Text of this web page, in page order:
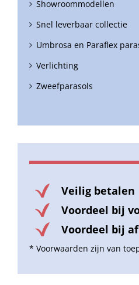
Showroommodellen
Snel leverbaar collectie
Umbrosa en Paraflex
Verlichting
Zweefparasols
Veilig betalen
Voordeel bij
Voordeel bij
* Voorwaarden zijn van